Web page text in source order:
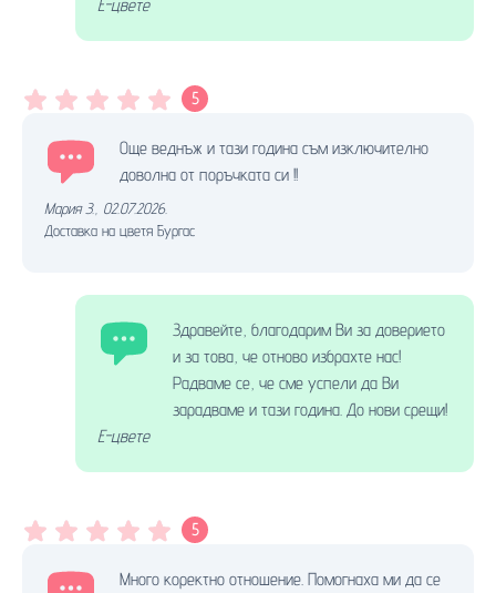
Е-цвете
5
Още веднъж и тази година съм изключително
доволна от поръчката си !!
Мария З. 02.07.2026.
Доставка на цветя Бургас
Здравейте, благодарим Ви за доверието
и за това, че отново избрахте нас!
Радваме се, че сме успели да Ви
зарадваме и тази година. До нови срещи!
Е-цвете
5
Много коректно отношение. Помогнаха ми да се